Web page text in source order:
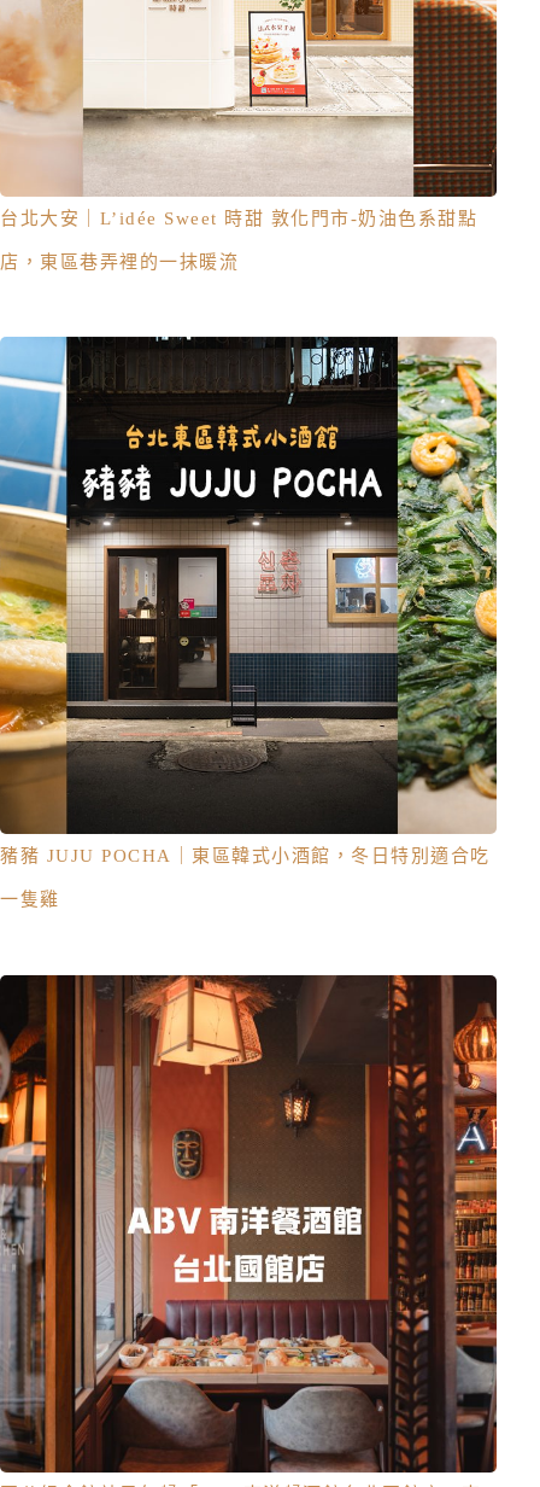
台北大安｜L’idée Sweet 時甜 敦化門市-奶油色系甜點
店，東區巷弄裡的一抹暖流
豬豬 JUJU POCHA｜東區韓式小酒館，冬日特別適合吃
一隻雞